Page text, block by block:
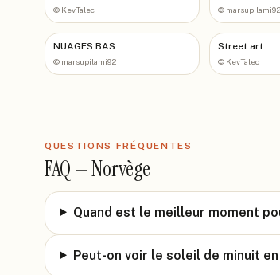
© KevTalec © marsupilami92
NUAGES BAS
© marsupilami92
Street art
© KevTalec
QUESTIONS FRÉQUENTES
FAQ —Norvège
Quand est le meilleur moment
Peut-on voir le soleil de minuit